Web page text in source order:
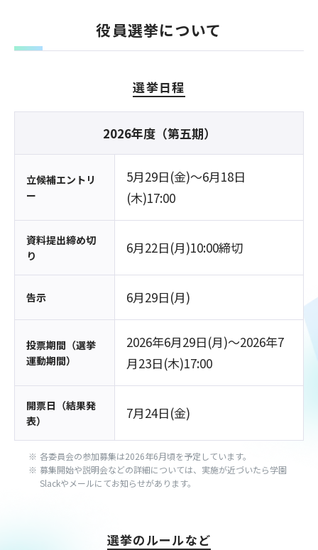
役員選挙について
選挙日程
2026年度（第五期）
立候補エントリ
ー
5月29日(金)〜6月18日
(木)17:00
資料提出締め切
り
6月22日(月)10:00締切
告示 6月29日(月)
投票期間（選挙
運動期間）
2026年6月29日(月)〜2026年7
月23日(木)17:00
開票日（結果発
表）
7月24日(金)
各委員会の参加募集は2026年6月頃を予定しています。
募集開始や説明会などの詳細については、実施が近づいたら学園
Slackやメールにてお知らせがあります。
選挙のルールなど